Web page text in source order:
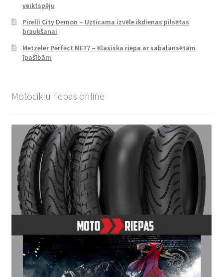
veiktspēju
Pirelli City Demon – Uzticama izvēle ikdienas pilsētas
braukšanai
Metzeler Perfect ME77 – Klasiska riepa ar sabalansētām
īpašībām
Motociklu riepas online